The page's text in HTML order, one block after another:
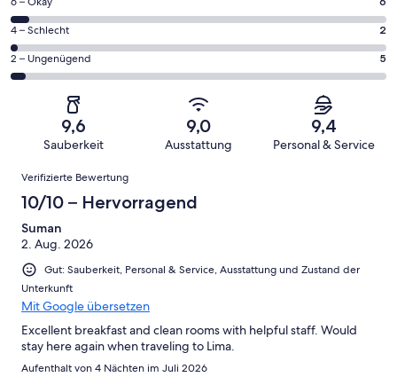
Gästebewertungen
haben
eine
Bewertung
Hervorragend
insgesamt
113
Gästebewertungen
haben
Bewertung
Gut
von
insgesamt
113
Gästebewertungen
Bewertung
Okay
2
von
insgesamt
Gästebewertungen
von
Schlecht
4 – Schlecht 2
5
von
insgesamt
Gästebewertungen
haben
eine
von
Ungenügend
2 – Ungenügend 5
9,6
Sauberkeit
9,0
Ausstattung
9,4
Personal & Service
Bewertungen
Verifizierte Bewertung
10/10 – Hervorragend
Suman
2. Aug. 2026
Gut: Sauberkeit, Personal & Service, Ausstattung und Zustand der
Unterkunft
Mit Google übersetzen
Excellent breakfast and clean rooms with helpful staff. Would
stay here again when traveling to Lima.
Aufenthalt von 4 Nächten im Juli 2026